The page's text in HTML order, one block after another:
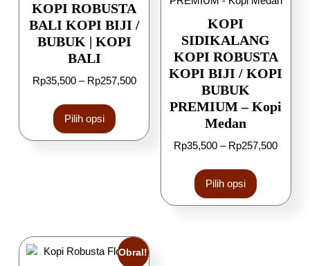
KOPI ROBUSTA
BALI KOPI BIJI /
BUBUK | KOPI
BALI
Rp35,500 – Rp257,500
Pilih opsi
KOPI
SIDIKALANG
KOPI ROBUSTA
KOPI BIJI / KOPI
BUBUK
PREMIUM – Kopi
Medan
Rp35,500 – Rp257,500
Pilih opsi
Obral!